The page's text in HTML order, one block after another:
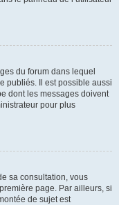
du forum dans lequel
publiés. Il est possible aussi
dont les messages doivent
pour plus
sa consultation, vous
page. Par ailleurs, si
de sujet est